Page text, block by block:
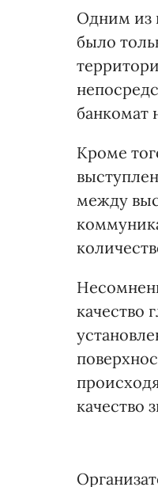
Одним из
было
банкомат
Кроме
между
качество
качество